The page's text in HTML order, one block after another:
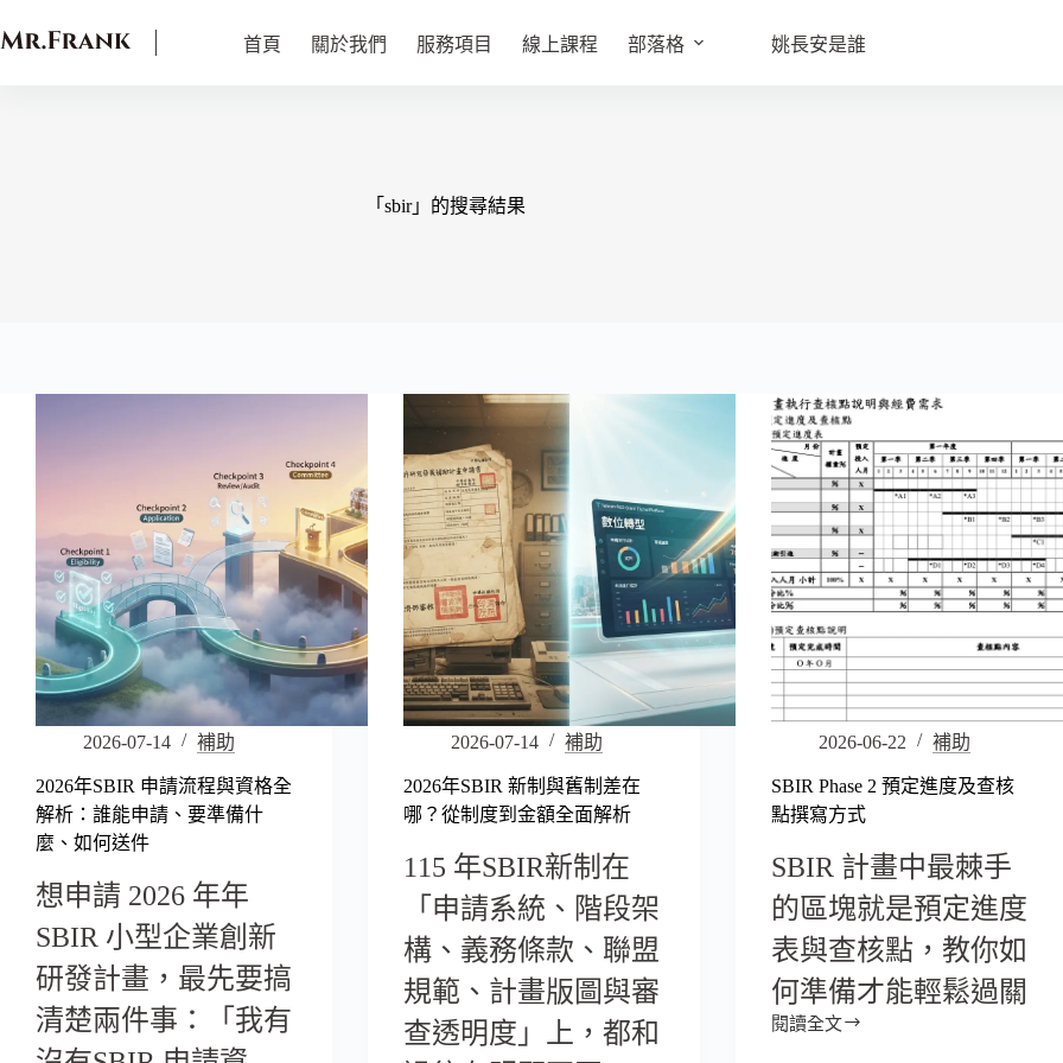
首頁 關於我們 服務項目 線上課程 部落格 姚長安是誰
「sbir」的搜尋結果
2026-07-14 補助
2026年SBIR 申請流程與資格全
解析：誰能申請、要準備什
麼、如何送件
想申請 2026 年年
SBIR 小型企業創新
研發計畫，最先要搞
清楚兩件事：「我有
2026-07-14 補助
2026年SBIR 新制與舊制差在
哪？從制度到金額全面解析
115 年SBIR新制在
「申請系統、階段架
構、義務條款、聯盟
規範、計畫版圖與審
查透明度」上，都和
2026-06-22 補助
SBIR Phase 2 預定進度及查核
點撰寫方式
SBIR 計畫中最棘手
的區塊就是預定進度
表與查核點，教你如
何準備才能輕鬆過關
閱讀全文